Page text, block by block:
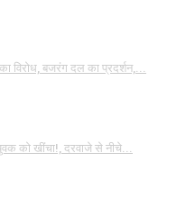
विरोध, बजरंग दल का प्रदर्शन,...
को खींचा!, दरवाजे से नीचे...